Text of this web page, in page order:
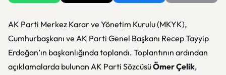
AK Parti Merkez Karar ve Yönetim Kurulu (MKYK),
Cumhurbaşkanı ve AK Parti Genel Başkanı Recep Tayyip
Erdoğan’ın başkanlığında toplandı. Toplantının ardından
açıklamalarda bulunan AK Parti SözcüsüÖmer Çelik,